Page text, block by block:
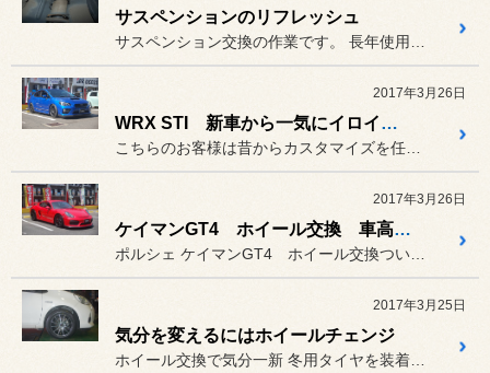
サスペンションのリフレッシュ
2017年3月26日
WRX STI 新車から一気にイロイロ付けちゃいました。
2017年3月26日
ケイマンGT4 ホイール交換 車高調整 アライメント
2017年3月25日
気分を変えるにはホイールチェンジ